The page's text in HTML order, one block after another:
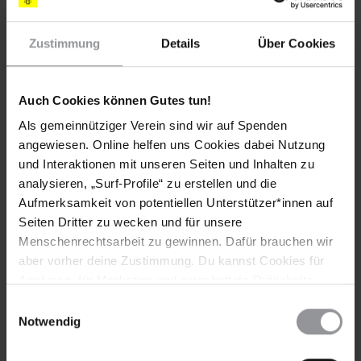
Zustimmung Details Über Cookies
Auch Cookies können Gutes tun!
Als gemeinnütziger Verein sind wir auf Spenden
angewiesen. Online helfen uns Cookies dabei Nutzung
und Interaktionen mit unseren Seiten und Inhalten zu
analysieren, „Surf-Profile“ zu erstellen und die
Aufmerksamkeit von potentiellen Unterstützer*innen auf
Seiten Dritter zu wecken und für unsere
Menschenrechtsarbeit zu gewinnen. Dafür brauchen wir
aber vorher deine Zustimmung. Du kannst Cookies für
wieder ändern. Diesen Banner kannst Du über den Link
Notwendig
wobei Polizisten sie im Großen und Ganzen in angemessener
Form gegen Bedrohungen von Gegendemonstranten
schützten.
Trotz dieser positiven Entwicklung blieb das
war, hinter internationalen Standards zurück. Im Gesetz
werden – außer in Bezug auf Diskriminierung am Arbeitsplatz
– die sexuelle Orientierung und Geschlechtsidentität nicht
explizit als verbotene Diskriminierungsgründe aufgeführt. Die
Polizei leitete in einigen Fällen von Angriffen auf LGBTI-
Aktivisten keine angemessenen Untersuchungen ein.
Weitere Informationen
Länder